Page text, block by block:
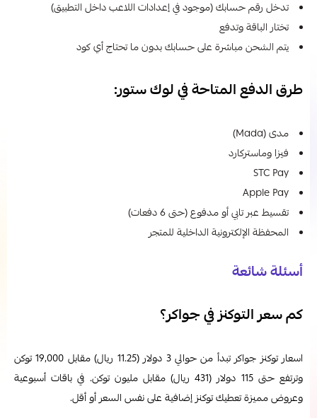
تدخل رقم حسابك (موجود في إعدادات اللاعب داخل التطبيق)
تختار الباقة وتدفع
يتم الشحن مباشرة على حسابك بدون ما تحتاج أي كود
طرق الدفع المتاحة في لوك ستور:
مدى (Mada)
فيزا وماستركارد
STC Pay
Apple Pay
تقسيط عبر تابي أو مدفوع (حتى 6 دفعات)
المحفظة الإلكترونية الداخلية للمتجر
أسئلة شائعة
كم سعر التوكنز في جواكر؟
اسعار توكنز جواكر تبدأ من حوالي 3 دولار (11.25 ريال) مقابل 19,000 توكن
وترتفع حتى 115 دولار (431 ريال) مقابل مليون توكن. في باقات أسبوعية
وعروض مميزة تعطيك توكنز إضافية على نفس السعر أو أقل.